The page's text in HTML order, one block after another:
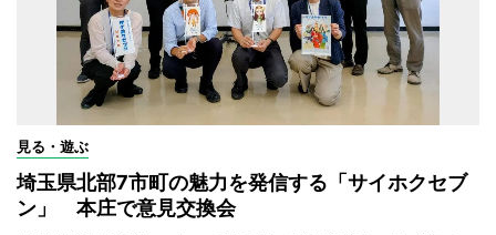
見る・遊ぶ
埼玉県北部7市町の魅力を発信する「サイホクセブ
ン」 本庄で意見交換会